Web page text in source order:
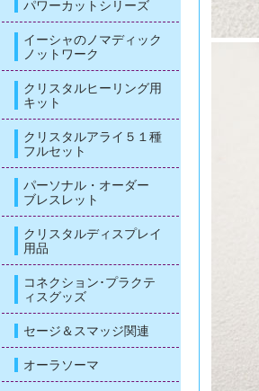
パワーカットシリーズ
イーシャのノマディック
ノットワーク
クリスタルヒーリング用
キット
クリスタルアライ５１種
フルセット
パーソナル・オーダー
ブレスレット
クリスタルディスプレイ
用品
コネクション･プラクテ
ィスグッズ
セージ＆スマッジ関連
オーラソーマ